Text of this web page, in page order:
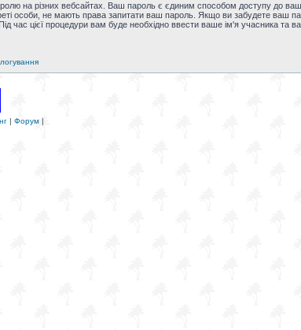
на різних вебсайтах. Ваш пароль є єдиним способом доступу до
особи, не мають права запитати ваш пароль. Якщо ви забудете ваш
час цієї процедури вам буде необхідно ввести ваше ім'я учасника та
| Форум |